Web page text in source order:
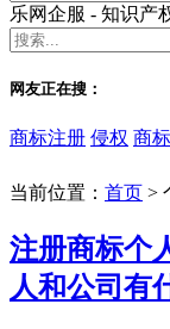
乐网企服 - 知识产
网友正在搜：
商标注册 侵权 商
当前位置： 首页 >
注册商标个
人和公司有